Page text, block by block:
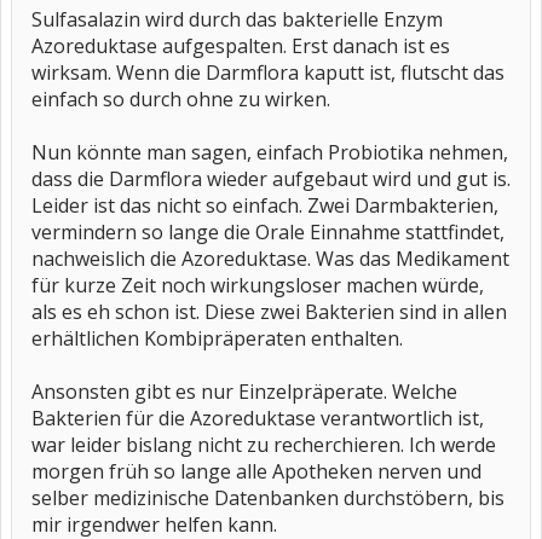
Sulfasalazin wird durch das bakterielle Enzym
Azoreduktase aufgespalten. Erst danach ist es
wirksam. Wenn die Darmflora kaputt ist, flutscht das
einfach so durch ohne zu wirken.
Nun könnte man sagen, einfach Probiotika nehmen,
dass die Darmflora wieder aufgebaut wird und gut is.
Leider ist das nicht so einfach. Zwei Darmbakterien,
vermindern so lange die Orale Einnahme stattfindet,
nachweislich die Azoreduktase. Was das Medikament
für kurze Zeit noch wirkungsloser machen würde,
als es eh schon ist. Diese zwei Bakterien sind in allen
erhältlichen Kombipräperaten enthalten.
Ansonsten gibt es nur Einzelpräperate. Welche
Bakterien für die Azoreduktase verantwortlich ist,
war leider bislang nicht zu recherchieren. Ich werde
morgen früh so lange alle Apotheken nerven und
selber medizinische Datenbanken durchstöbern, bis
mir irgendwer helfen kann.